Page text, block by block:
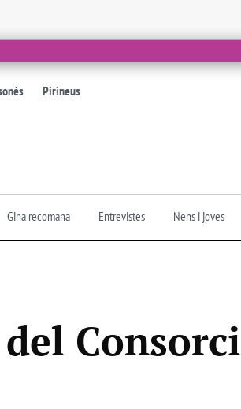
Pirineus
Gina recomana Entrevistes Nens i joves
Consorci